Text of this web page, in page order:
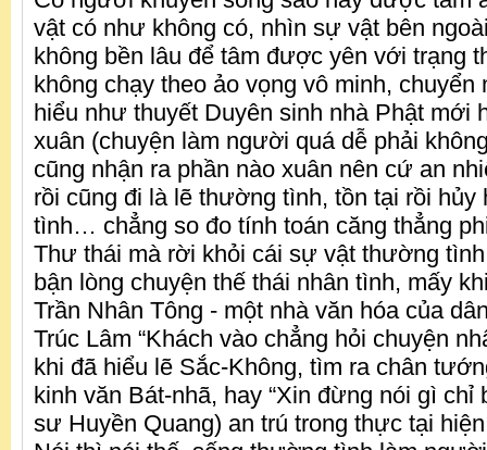
vật có như không có, nhìn sự vật bên
không bền lâu để tâm được yên với trạng
không chạy theo ảo vọng vô minh, chuyển
hiểu như thuyết Duyên sinh nhà Phật mới
xuân (chuyện làm người quá dễ phải
cũng nhận ra phần nào xuân nên cứ an
rồi cũng đi là lẽ thường tình, tồn tại rồi
tình… chẳng so đo tính toán căng thẳng
Thư thái mà rời khỏi cái sự vật thường
bận lòng chuyện thế thái nhân tình, mấy
Trần Nhân Tông - một nhà văn hóa của
Trúc Lâm “Khách vào chẳng hỏi chuyện
khi đã hiểu lẽ Sắc-Không, tìm ra chân
kinh văn Bát-nhã, hay “Xin đừng nói gì chỉ
sư Huyền Quang) an trú trong thực tại